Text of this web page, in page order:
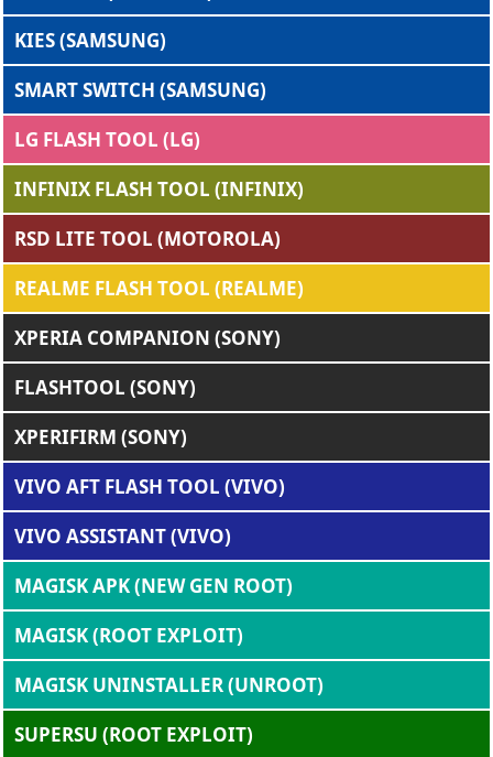
KIES (SAMSUNG)
SMART SWITCH (SAMSUNG)
LG FLASH TOOL (LG)
INFINIX FLASH TOOL (INFINIX)
RSD LITE TOOL (MOTOROLA)
REALME FLASH TOOL (REALME)
XPERIA COMPANION (SONY)
FLASHTOOL (SONY)
XPERIFIRM (SONY)
VIVO AFT FLASH TOOL (VIVO)
VIVO ASSISTANT (VIVO)
MAGISK APK (NEW GEN ROOT)
MAGISK (ROOT EXPLOIT)
MAGISK UNINSTALLER (UNROOT)
SUPERSU (ROOT EXPLOIT)